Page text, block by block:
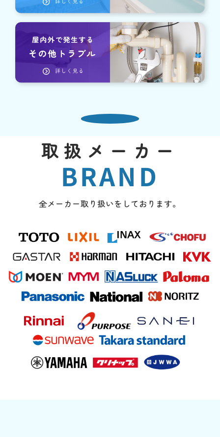
取扱メーカー
BRAND
全メーカー取り扱いをしております。